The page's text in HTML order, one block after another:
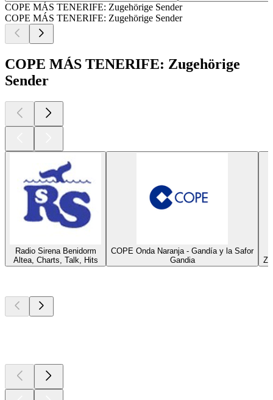
COPE MÁS TENERIFE: Zugehörige Sender
COPE MÁS TENERIFE: Zugehörige Sender
COPE MÁS TENERIFE: Zugehörige
Sender
Radio Sirena Benidorm
Altea, Charts, Talk, Hits
COPE Onda Naranja - Gandía y la Safor
Gandia